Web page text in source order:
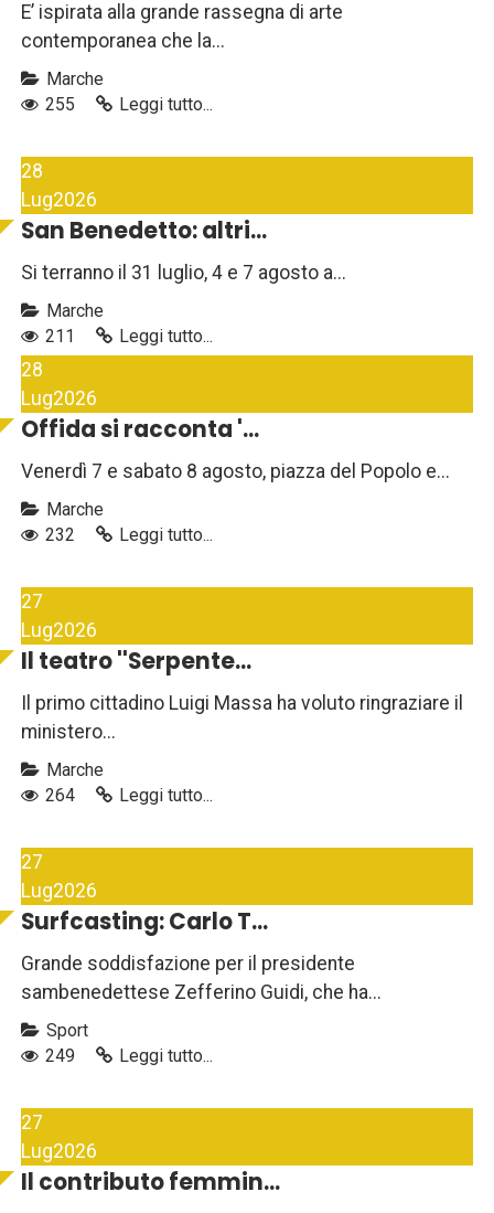
E’ ispirata alla grande rassegna di arte
contemporanea che la...
Marche
255
Leggi tutto...
28
Lug2026
San Benedetto: altri...
Si terranno il 31 luglio, 4 e 7 agosto a...
Marche
211
Leggi tutto...
28
Lug2026
Offida si racconta '...
Venerdì 7 e sabato 8 agosto, piazza del Popolo e...
Marche
232
Leggi tutto...
27
Lug2026
Il teatro ''Serpente...
Il primo cittadino Luigi Massa ha voluto ringraziare il
ministero...
Marche
264
Leggi tutto...
27
Lug2026
Surfcasting: Carlo T...
Grande soddisfazione per il presidente
sambenedettese Zefferino Guidi, che ha...
Sport
249
Leggi tutto...
27
Lug2026
Il contributo femmin...